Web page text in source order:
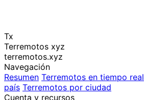
Tx
Terremotos xyz
terremotos.xyz
Navegación
Resumen Terremotos en tiempo real
país Terremotos por ciudad
Cuenta y recursos